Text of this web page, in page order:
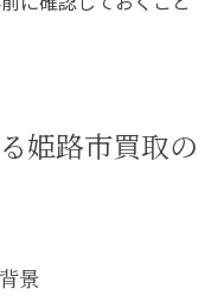
姫路市買取の
景